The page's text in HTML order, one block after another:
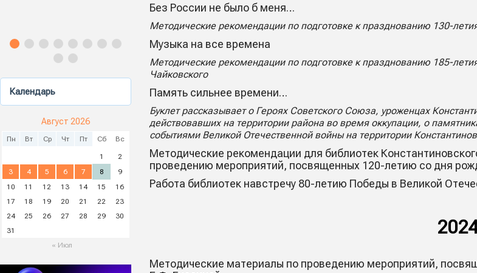
Календарь
Август 2026
Пн Вт Ср Чт Пт Сб Вс
1
2
3
4 5 6 7 8
9
10
11 12 13 14 15
16
17
18 19 20 21 22
23
24
25 26 27 28 29
30
31
« Июл
Без России не было б меня…
Методические рекомендации по подготовке к празднованию 130-
Музыка на все времена
Методические рекомендации по подготовке к празднованию 185-
Чайковского
Память сильнее времени…
Буклет рассказывает о Героях Советского Союза, уроженцах
действовавших на территории района во время оккупации, о
событиями Великой Отечественной войны на территории
Методические рекомендации для библиотек
проведению мероприятий, посвященных 120-летию со дня
Работа библиотек навстречу 80-летию Победы в Великой
Методические материалы по проведению мероприятий,